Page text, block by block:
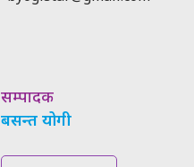
सम्पादक
बसन्त योगी